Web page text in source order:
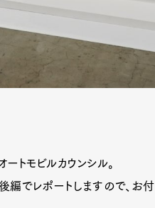
トモビルカウンシル。
編でレポートしますので、お付